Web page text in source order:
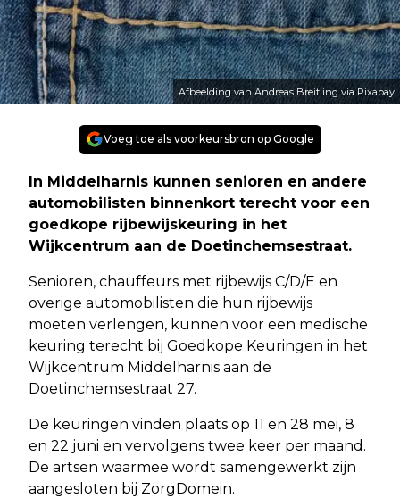
Afbeelding van Andreas Breitling via Pixabay
Voeg toe als voorkeursbron op Google
In Middelharnis kunnen senioren en andere
automobilisten binnenkort terecht voor een
goedkope rijbewijskeuring in het
Wijkcentrum aan de Doetinchemsestraat.
Senioren, chauffeurs met rijbewijs C/D/E en
overige automobilisten die hun rijbewijs
moeten verlengen, kunnen voor een medische
keuring terecht bij Goedkope Keuringen in het
Wijkcentrum Middelharnis aan de
Doetinchemsestraat 27.
De keuringen vinden plaats op 11 en 28 mei, 8
en 22 juni en vervolgens twee keer per maand.
De artsen waarmee wordt samengewerkt zijn
aangesloten bij ZorgDomein.